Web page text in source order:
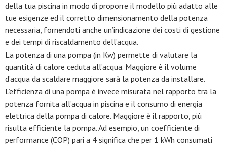
della tua piscina in modo di proporre il modello più adatto alle
tue esigenze ed il corretto dimensionamento della potenza
necessaria, fornendoti anche un’indicazione dei costi di gestione
e dei tempi di riscaldamento dell’acqua.
La potenza di una pompa (in Kw) permette di valutare la
quantità di calore ceduta all’acqua. Maggiore è il volume
d’acqua da scaldare maggiore sarà la potenza da installare.
L’efficienza di una pompa è invece misurata nel rapporto tra la
potenza fornita all’acqua in piscina e il consumo di energia
elettrica della pompa di calore. Maggiore è il rapporto, più
risulta efficiente la pompa. Ad esempio, un coefficiente di
performance (COP) pari a 4 significa che per 1 kWh consumati